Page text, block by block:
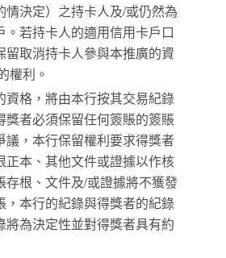
情決定）之持卡人及/或仍然為
。若持卡人的適用信用卡戶口
留取消持卡人參與本推廣的資
權利。
資格，將由本行按其交易紀錄
獎者必須保留任何簽賬的簽賬
議，本行保留權利要求得獎者
正本、其他文件或證據以作核
存根、文件及/或證據將不獲發
，本行的紀錄與得獎者的紀錄
將為決定性並對得獎者具有約